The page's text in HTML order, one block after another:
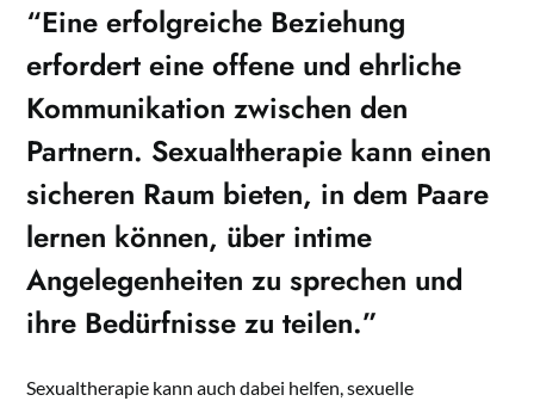
“Eine erfolgreiche Beziehung
erfordert eine offene und ehrliche
Kommunikation zwischen den
Partnern. Sexualtherapie kann einen
sicheren Raum bieten, in dem Paare
lernen können, über intime
Angelegenheiten zu sprechen und
ihre Bedürfnisse zu teilen.”
Sexualtherapie kann auch dabei helfen, sexuelle